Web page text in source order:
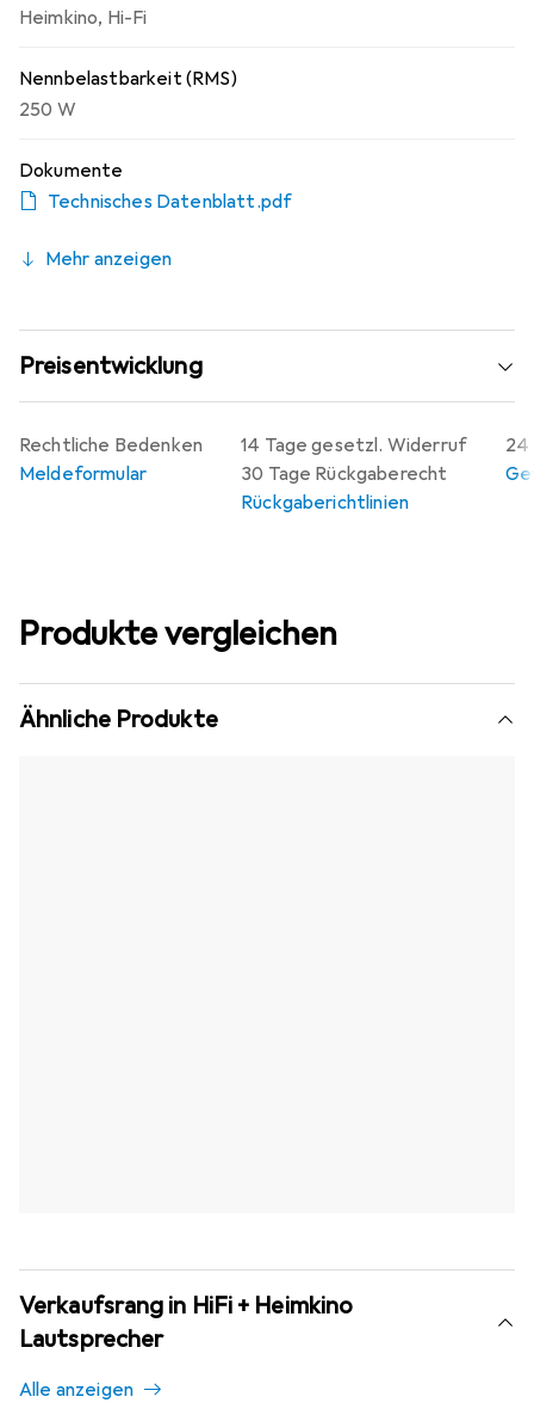
Heimkino, Hi-Fi
Nennbelastbarkeit (RMS)
250 W
Dokumente
Technisches Datenblatt.pdf
Mehr anzeigen
Preisentwicklung
14 Tage gesetzl. Widerruf
30 Tage Rückgaberecht
Rückgaberichtlinien
24
Rechtliche Bedenken
Meldeformular
Produkte vergleichen
Ähnliche Produkte
Verkaufsrang in HiFi + Heimkino
Lautsprecher
Alle anzeigen